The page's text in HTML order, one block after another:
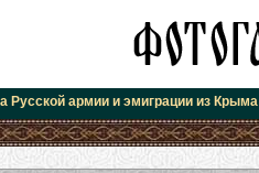
Русской армии и эмиграции из Крыма